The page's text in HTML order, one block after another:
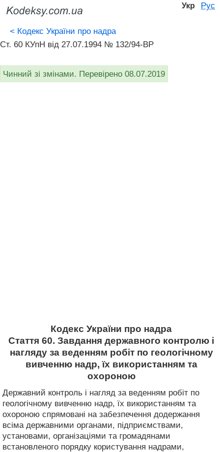
Укр Рус
< Кодекс України про надра
Ст. 60 КУпН від 27.07.1994 № 132/94-ВР
Чинний зі змінами. Перевірено 08.07.2019
Кодекс України про надра
Стаття 60. Завдання державного контролю і
нагляду за веденням робіт по геологічному
вивченню надр, їх використанням та
охороною
Державний контроль і нагляд за веденням робіт по
геологічному вивченню надр, їх використанням та
охороною спрямовані на забезпечення додержання
всіма державними органами, підприємствами,
установами, організаціями та громадянами
встановленого порядку користування надрами,